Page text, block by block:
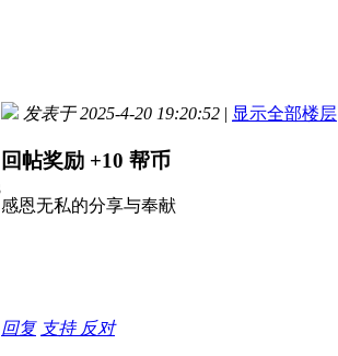
发表于 2025-4-20 19:20:52 | 显示全部楼层
回帖奖励 +10 帮币
感恩无私的分享与奉献
回复 支持 反对